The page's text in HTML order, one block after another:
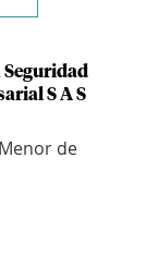
Seguridad
S A S
Menor de